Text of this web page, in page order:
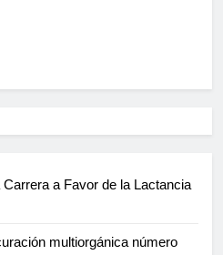
a Favor de la Lactancia
multiorgánica número